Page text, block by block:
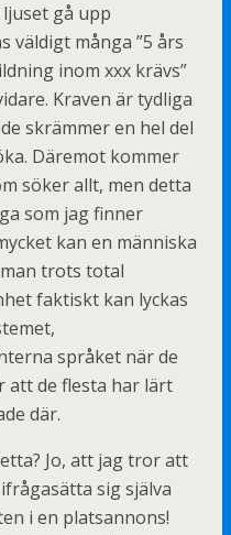
gå upp
väldigt många ”5 års
inom xxx krävs”
Kraven är tydliga
skrämmer en hel del
Däremot kommer
söker allt, men detta
som jag finner
kan en människa
trots total
faktiskt kan lyckas
språket när de
att de flesta har lärt
där.
Jo, att jag tror att
sig själva
i en platsannons!